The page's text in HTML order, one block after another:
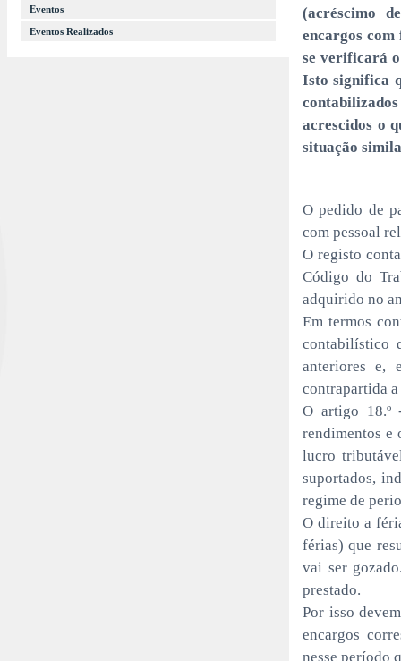
Eventos
Eventos Realizados
(acréscimo
encargos com
se verificará o
Isto significa
acrescidos o
situação
O pedido de
com pessoal
O registo
Código do
adquirido no
Em termos
contabilístico
anteriores e,
contrapartida
O artigo 18.º
rendimentos e
lucro
suportados,
regime de
O direito a
férias) que
vai ser
prestado.
Por isso
encargos
nesse período